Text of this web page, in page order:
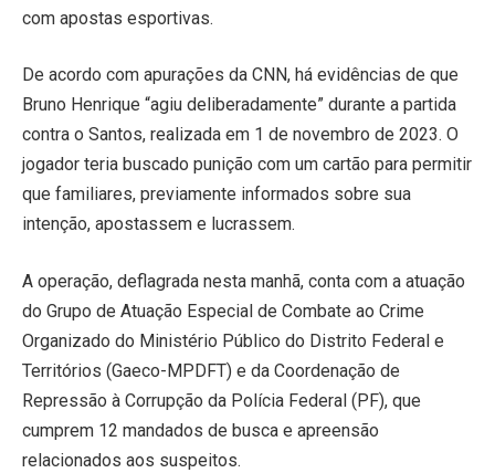
com apostas esportivas.
De acordo com apurações da CNN, há evidências de que
Bruno Henrique “agiu deliberadamente” durante a partida
contra o Santos, realizada em 1 de novembro de 2023. O
jogador teria buscado punição com um cartão para permitir
que familiares, previamente informados sobre sua
intenção, apostassem e lucrassem.
A operação, deflagrada nesta manhã, conta com a atuação
do Grupo de Atuação Especial de Combate ao Crime
Organizado do Ministério Público do Distrito Federal e
Territórios (Gaeco-MPDFT) e da Coordenação de
Repressão à Corrupção da Polícia Federal (PF), que
cumprem 12 mandados de busca e apreensão
relacionados aos suspeitos.